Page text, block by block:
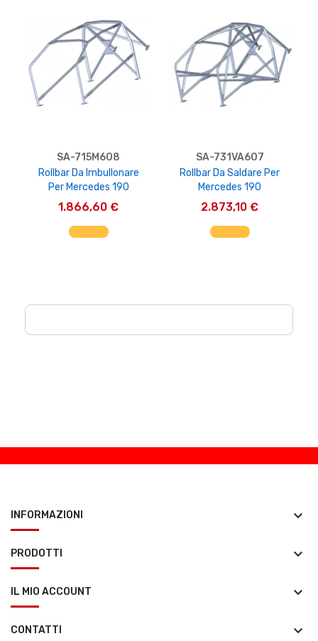
SA-715M608
Rollbar Da Imbullonare
Per Mercedes 190
1.866,60 €
AGGIUNGI AL CARRELLO
SA-731VA607
Rollbar Da Saldare Per
Mercedes 190
2.873,10 €
AGGIUNGI AL CARRELLO
INFORMAZIONI keyboard_arrow_down
PRODOTTI keyboard_arrow_down
IL MIO ACCOUNT keyboard_arrow_down
CONTATTI keyboard_arrow_down